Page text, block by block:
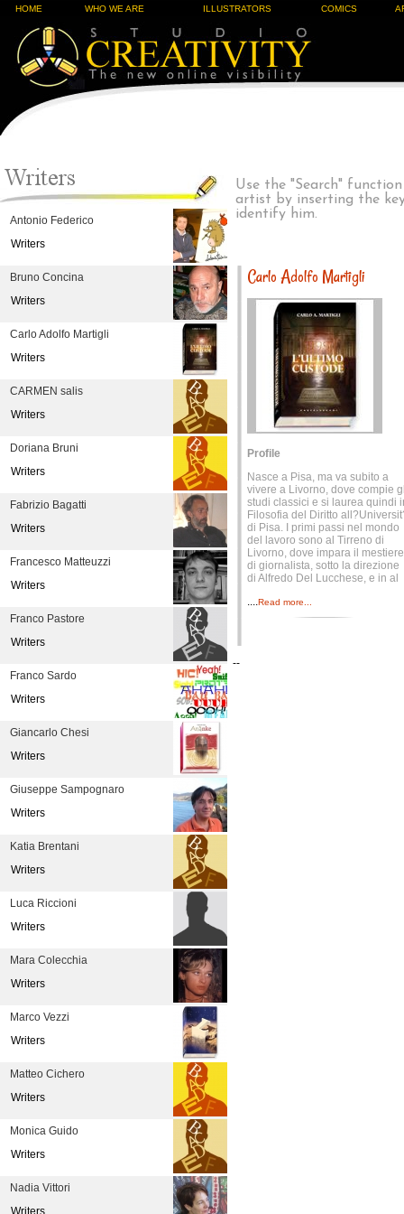
HOME WHO WE ARE ILLUSTRATORS COMICS
Antonio Federico
Writers
Bruno Concina
Writers
Carlo Adolfo Martigli
Writers
CARMEN salis
Writers
Doriana Bruni
Writers
Fabrizio Bagatti
Writers
Francesco Matteuzzi
Writers
Franco Pastore
Writers
Franco Sardo
Writers
Giancarlo Chesi
Writers
Giuseppe Sampognaro
Writers
Katia Brentani
Writers
Luca Riccioni
Writers
Mara Colecchia
Writers
Marco Vezzi
Writers
Matteo Cichero
Writers
Monica Guido
Writers
Nadia Vittori
Writers
Use the "Search"
artist by inserting the
identify him.
Carlo Adolfo Martigli
Profile
Nasce a Pisa, ma va subito a
vivere a Livorno, dove compie
studi classici e si laurea quindi
Filosofia del Diritto
di Pisa. I primi passi nel mondo
del lavoro sono al Tirreno di
Livorno, dove impara il mestiere
di giornalista, sotto la direzione
di Alfredo Del Lucchese, e in al
....Read more...
--